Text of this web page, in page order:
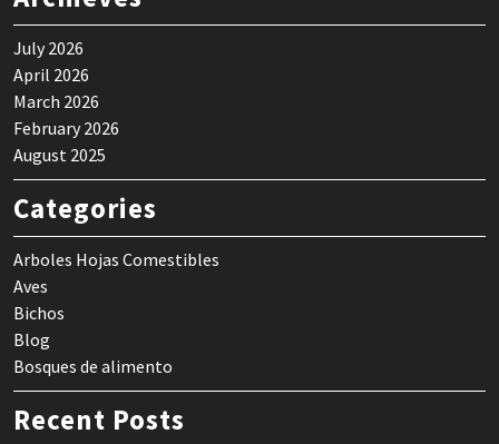
July 2026
April 2026
March 2026
February 2026
August 2025
Categories
Arboles Hojas Comestibles
Aves
Bichos
Blog
Bosques de alimento
Recent Posts